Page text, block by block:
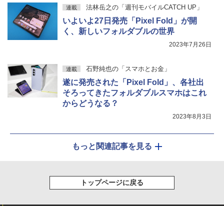
連載 法林岳之の「週刊モバイルCATCH UP」
いよいよ27日発売「Pixel Fold」が開
く、新しいフォルダブルの世界
2023年7月26日
連載 石野純也の「スマホとお金」
遂に発売された「Pixel Fold」、各社出
そろってきたフォルダブルスマホはこれ
からどうなる？
2023年8月3日
もっと関連記事を見る
トップページに戻る